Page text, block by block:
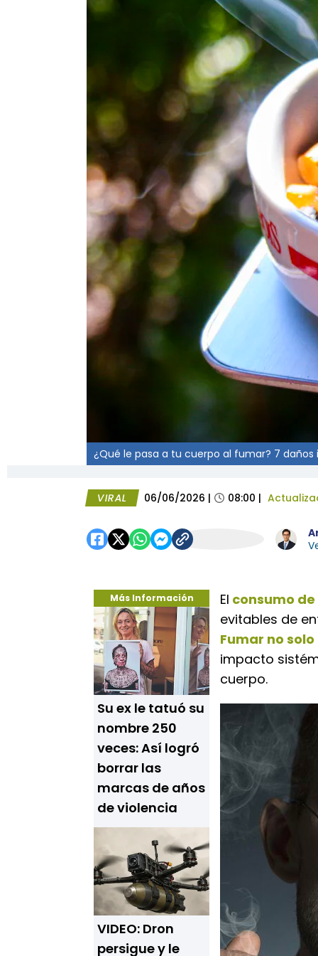
¿Qué le pasa a tu cuerpo al fumar? 7 daños
VIRAL 06/06/2026 | 08:00 |
Más Información
Su ex le tatuó su
nombre 250
veces: Así logró
borrar las
marcas de años
de violencia
VIDEO: Dron
persigue y le
El consumo
evitables de
Fumar no
impacto
cuerpo.